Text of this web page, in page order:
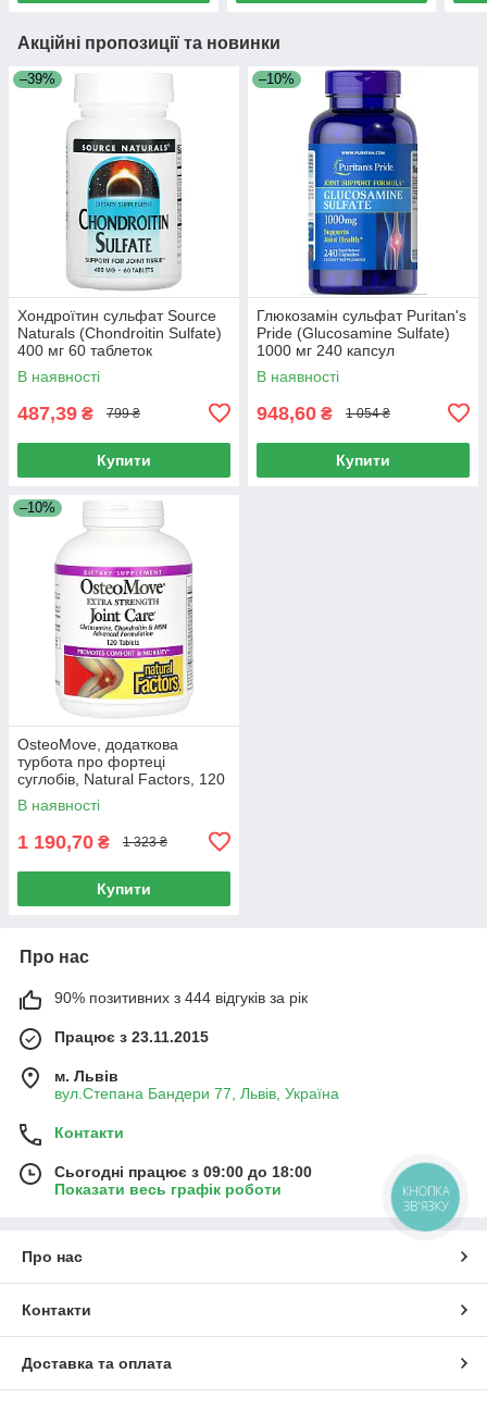
Акційні пропозиції та новинки
–39%
Хондроїтин сульфат Source
Naturals (Chondroitin Sulfate)
400 мг 60 таблеток
В наявності
487,39 ₴ 799 ₴
Купити
–10%
Глюкозамін сульфат Puritan's
Pride (Glucosamine Sulfate)
1000 мг 240 капсул
В наявності
948,60 ₴ 1 054 ₴
Купити
–10%
OsteoMove, додаткова
турбота про фортеці
суглобів, Natural Factors, 120
таблеток
В наявності
1 190,70 ₴ 1 323 ₴
Купити
Про нас
90% позитивних з 444 відгуків за рік
Працює з 23.11.2015
м. Львів
вул.Степана Бандери 77, Львів, Україна
Контакти
Сьогодні працює з 09:00 до 18:00
Показати весь графік роботи
Про нас
Контакти
Доставка та оплата
КНОПКА
ЗВ'ЯЗКУ